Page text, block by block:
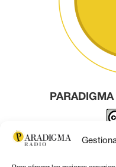
Este obra está bajo